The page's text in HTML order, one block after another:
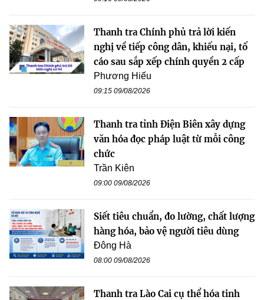
Thanh tra Chính phủ trả lời kiến
nghị về tiếp công dân, khiếu nại, tố
cáo sau sắp xếp chính quyền 2 cấp
Phương Hiếu
09:15 09/08/2026
Thanh tra tỉnh Điện Biên xây dựng
văn hóa đọc pháp luật từ mỗi công
chức
Trần Kiên
09:00 09/08/2026
Siết tiêu chuẩn, đo lường, chất lượng
hàng hóa, bảo vệ người tiêu dùng
Đông Hà
08:00 09/08/2026
Thanh tra Lào Cai cụ thể hóa tinh